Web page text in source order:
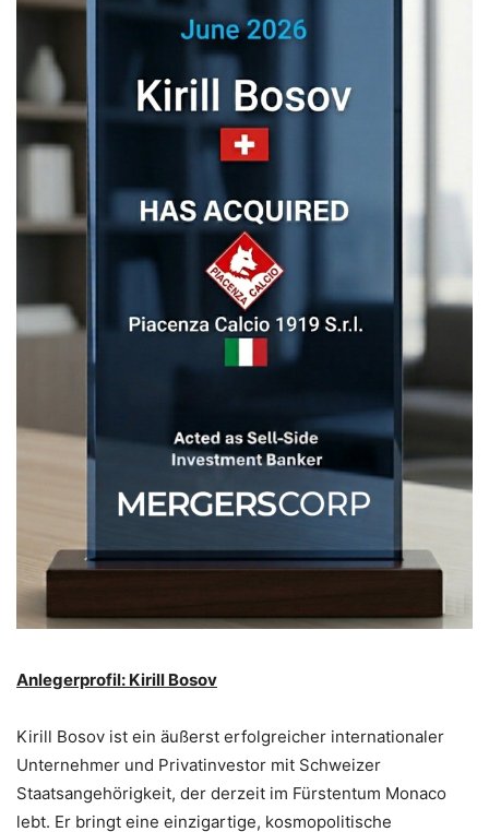
Anlegerprofil: Kirill Bosov
Kirill Bosov ist ein äußerst erfolgreicher internationaler
Unternehmer und Privatinvestor mit Schweizer
Staatsangehörigkeit, der derzeit im Fürstentum Monaco
lebt. Er bringt eine einzigartige, kosmopolitische